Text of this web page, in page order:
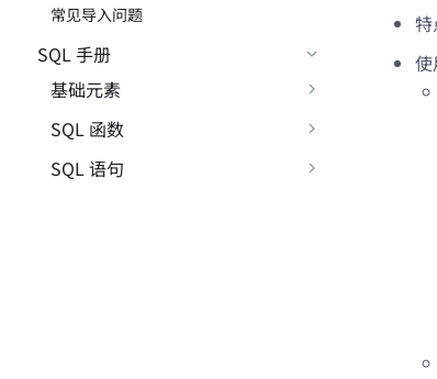
常见导入问题
SQL 手册
基础元素
SQL 函数
SQL 语句
使